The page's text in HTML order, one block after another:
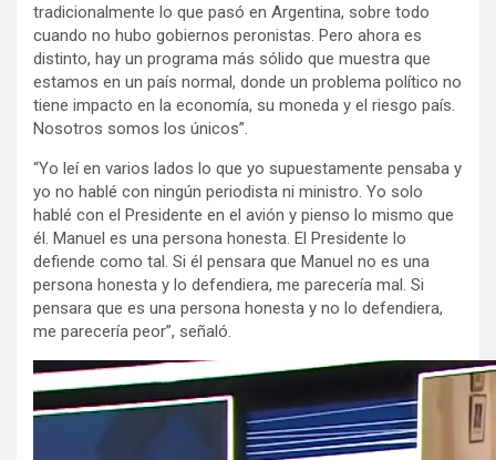
tradicionalmente lo que pasó en Argentina, sobre todo
cuando no hubo gobiernos peronistas. Pero ahora es
distinto, hay un programa más sólido que muestra que
estamos en un país normal, donde un problema político no
tiene impacto en la economía, su moneda y el riesgo país.
Nosotros somos los únicos”.
“Yo leí en varios lados lo que yo supuestamente pensaba y
yo no hablé con ningún periodista ni ministro. Yo solo
hablé con el Presidente en el avión y pienso lo mismo que
él. Manuel es una persona honesta. El Presidente lo
defiende como tal. Si él pensara que Manuel no es una
persona honesta y lo defendiera, me parecería mal. Si
pensara que es una persona honesta y no lo defendiera,
me parecería peor”, señaló.